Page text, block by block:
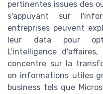
pertinentes issues des
s'appuyant sur
entreprises peuvent
leur data pour
L'intelligence
concentre sur la
en informations utiles
business tels que